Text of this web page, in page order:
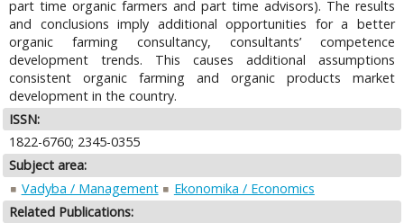
part time organic farmers and part time advisors). The results
and conclusions imply additional opportunities for a better
organic farming consultancy, consultants’ competence
development trends. This causes additional assumptions
consistent organic farming and organic products market
development in the country.
ISSN:
1822-6760; 2345-0355
Subject area:
Vadyba / Management
Ekonomika / Economics
Related Publications: